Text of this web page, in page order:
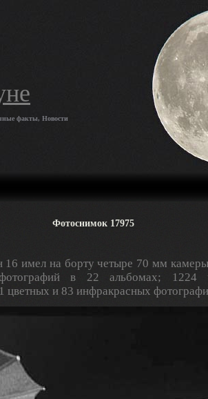
факты, Новости
Фотоснимок 17975
16 имел на борту четыре 70 мм
в 22 альбомах; 1224
цветных и 83 инфракрасных